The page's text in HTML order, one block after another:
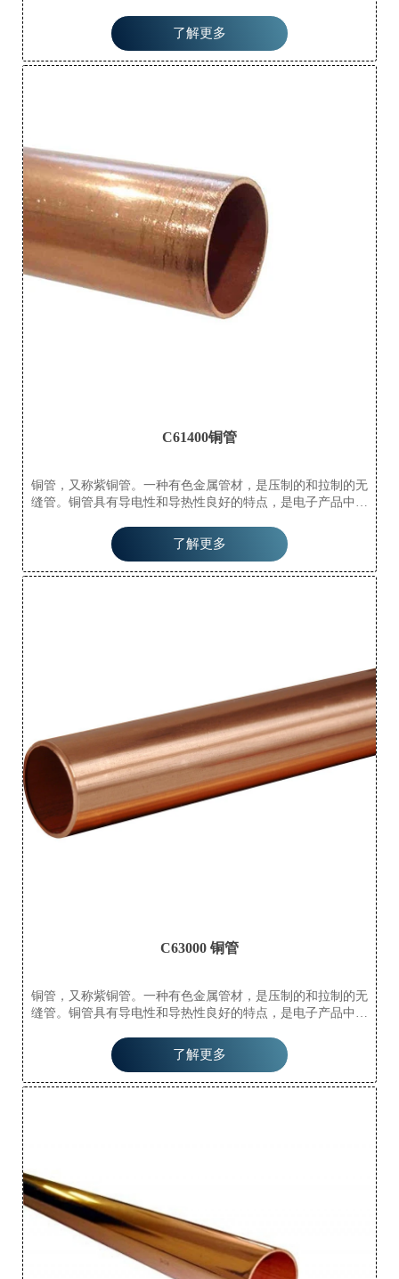
住宅商品房中安装水管、供暖和制冷管道的首选。铜管具有很
强的耐腐蚀性，不易氧化，不易与一些液态物质发生化学反
应，易于弯曲和成型。
了解更多
C61400铜管
铜管，又称紫铜管。一种有色金属管材，是压制的和拉制的无
缝管。铜管具有导电性和导热性良好的特点，是电子产品中导
住宅商品房中安装水管、供暖和制冷管道的首选。铜管具有很
强的耐腐蚀性，不易氧化，不易与一些液态物质发生化学反
应，易于弯曲和成型。
了解更多
C63000 铜管
铜管，又称紫铜管。一种有色金属管材，是压制的和拉制的无
缝管。铜管具有导电性和导热性良好的特点，是电子产品中导
住宅商品房中安装水管、供暖和制冷管道的首选。铜管具有很
强的耐腐蚀性，不易氧化，不易与一些液态物质发生化学反
应，易于弯曲和成型。
了解更多